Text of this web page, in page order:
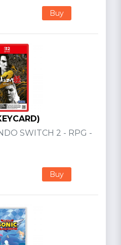
Buy
SWITCH 2 - RPG -
Buy